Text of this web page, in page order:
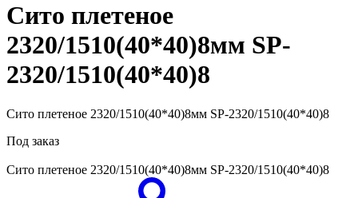
Сито плетеное
2320/1510(40*40)8мм SP-
2320/1510(40*40)8
Сито плетеное 2320/1510(40*40)8мм SP-2320/1510(40*40)8
Под заказ
Сито плетеное 2320/1510(40*40)8мм SP-2320/1510(40*40)8